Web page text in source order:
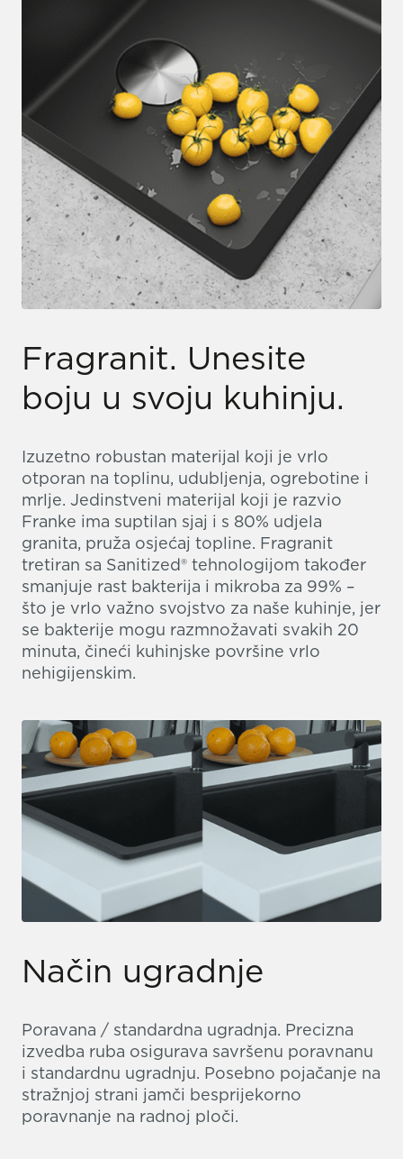
Fragranit. Unesite
boju u svoju kuhinju.
Izuzetno robustan materijal koji je vrlo
otporan na toplinu, udubljenja, ogrebotine i
mrlje. Jedinstveni materijal koji je razvio
Franke ima suptilan sjaj i s 80% udjela
granita, pruža osjećaj topline. Fragranit
tretiran sa Sanitized® tehnologijom također
smanjuje rast bakterija i mikroba za 99% –
što je vrlo važno svojstvo za naše kuhinje, jer
se bakterije mogu razmnožavati svakih 20
minuta, čineći kuhinjske površine vrlo
nehigijenskim.
Način ugradnje
Poravana / standardna ugradnja. Precizna
izvedba ruba osigurava savršenu poravnanu
i standardnu ugradnju. Posebno pojačanje na
stražnjoj strani jamči besprijekorno
poravnanje na radnoj ploči.